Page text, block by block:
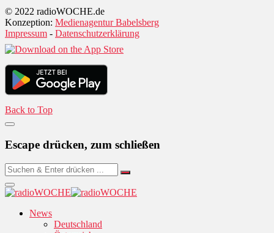
© 2022 radioWOCHE.de
Konzeption: Medienagentur Babelsberg
Impressum - Datenschutzerklärung
Back to Top
Escape drücken, zum schließen
News
Deutschland